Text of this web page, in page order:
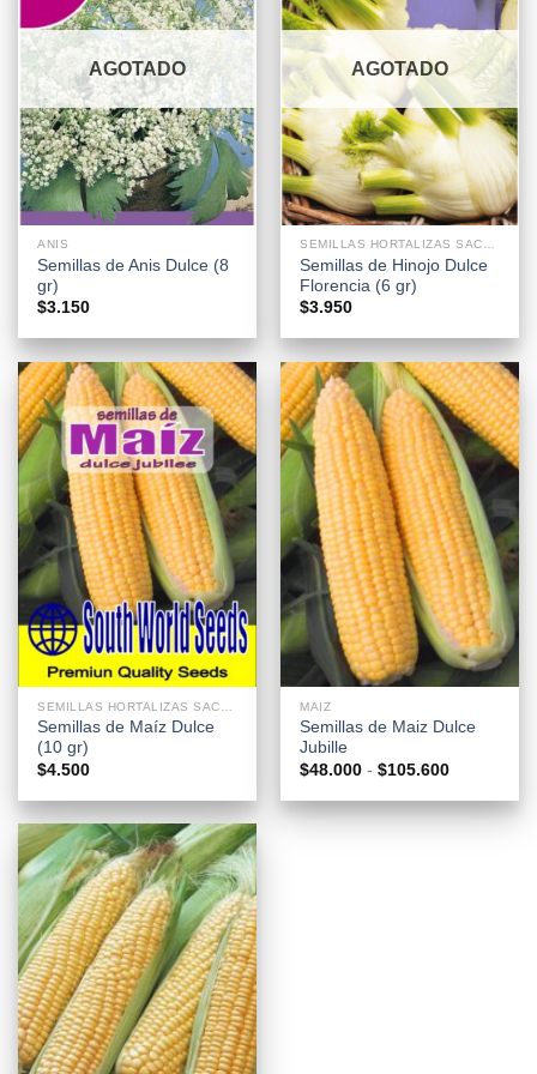
AGOTADO
ANIS
Semillas de Anis Dulce (8
gr)
$3.150
AGOTADO
SEMILLAS HORTALIZAS SACHETS
Semillas de Hinojo Dulce
Florencia (6 gr)
$3.950
Semillas de Maíz Dulce
(10 gr)
$4.500
MAIZ
Semillas de Maiz Dulce
Jubille
$48.000 - $105.600Rango
precios:
desde